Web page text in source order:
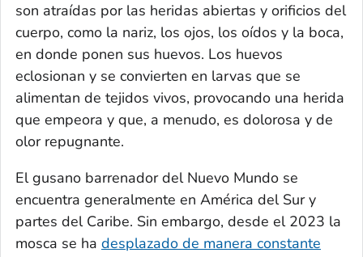
son atraídas por las heridas abiertas y orificios del
cuerpo, como la nariz, los ojos, los oídos y la boca,
en donde ponen sus huevos. Los huevos
eclosionan y se convierten en larvas que se
alimentan de tejidos vivos, provocando una herida
que empeora y que, a menudo, es dolorosa y de
olor repugnante.
El gusano barrenador del Nuevo Mundo se
encuentra generalmente en América del Sur y
partes del Caribe. Sin embargo, desde el 2023 la
mosca se ha desplazado de manera constante